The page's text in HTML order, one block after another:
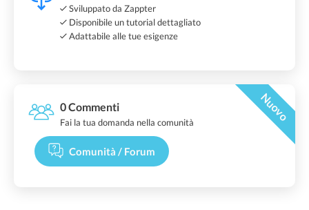
Sviluppato da Zappter
Disponibile un tutorial dettagliato
Adattabile alle tue esigenze
0 Commenti Nuovo
Fai la tua domanda nella comunità
Comunità / Forum